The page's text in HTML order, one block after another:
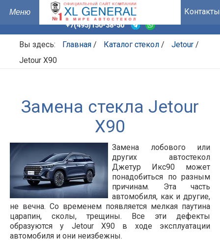
Контакты
+7(495)150-38-50
Вы здесь: Главная / Каталог стекол / Jetour /
Jetour X90
Замена стекла Jetour
X90
Замена лобового или
других автостекол
Джетур Икс90 может
понадобиться по разным
причинам. Эта часть
автомобиля, как и другие,
не вечна. Со временем появляется мелкая паутина
царапин, сколы, трещины. Все эти дефекты
образуются у Jetour X90 в ходе эксплуатации
автомобиля и они неизбежны.